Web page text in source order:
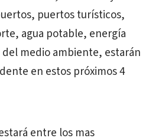
puertos turísticos,
agua potable, energía
medio ambiente, estarán
en estos próximos 4
entre los mas